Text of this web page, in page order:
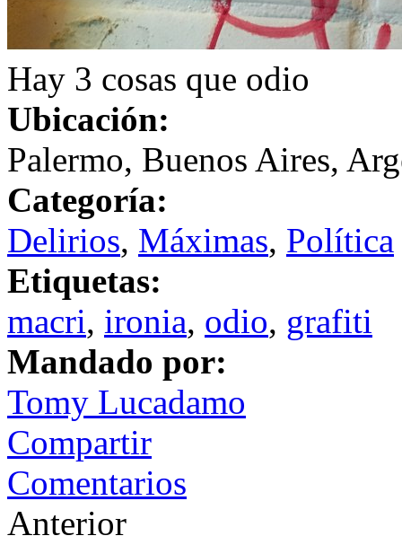
Hay 3 cosas que odio
Ubicación:
Palermo, Buenos Aires,
Categoría:
Delirios, Máximas, Política
Etiquetas:
macri, ironia, odio, grafiti
Mandado por:
Tomy Lucadamo
Compartir
Comentarios
Anterior